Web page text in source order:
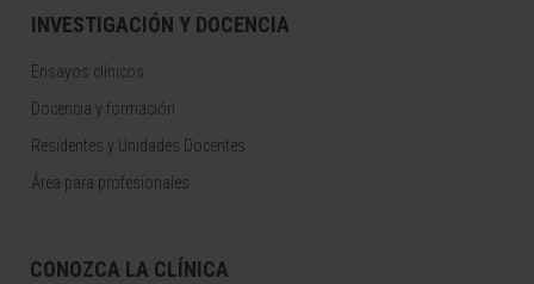
INVESTIGACIÓN Y DOCENCIA
Ensayos clínicos
Docencia y formación
Residentes y Unidades Docentes
Área para profesionales
CONOZCA LA CLÍNICA